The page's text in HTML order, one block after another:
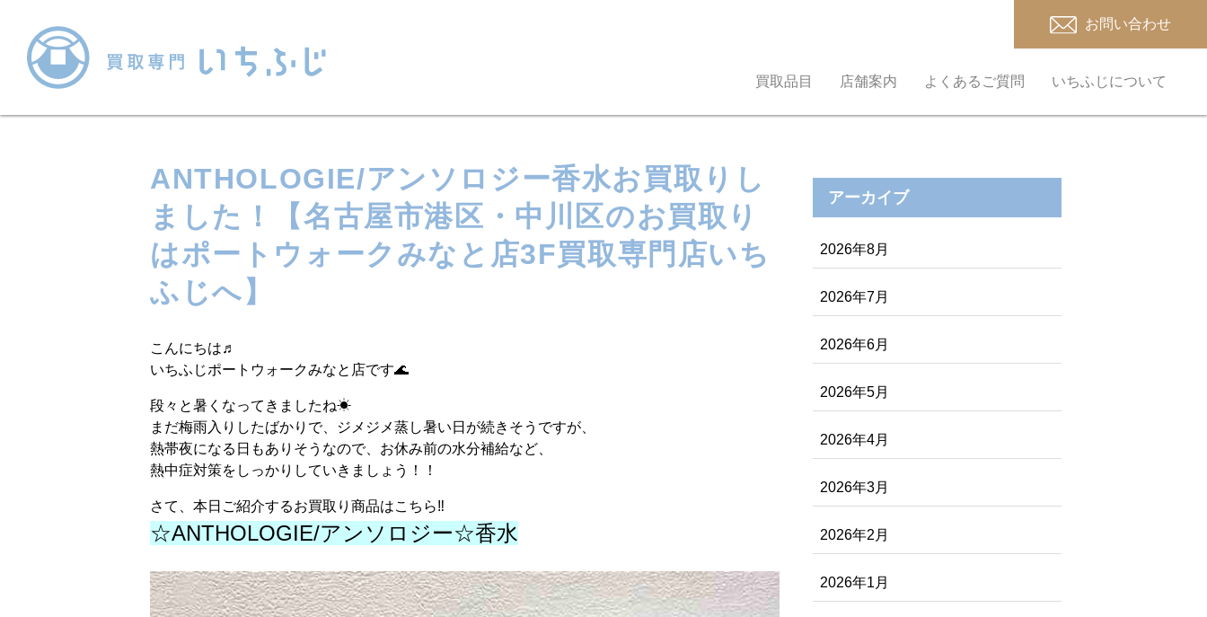
お問い合わせ
買取品目 店舗案内 よくあるご質問 いちふじについて
ANTHOLOGIE/アンソロジー香水お買取りし
ました！【名古屋市港区・中川区のお買取り
はポートウォークみなと店3F買取専門店いち
ふじへ】
こんにちは♬
いちふじポートウォークみなと店です🌊
段々と暑くなってきましたね☀
まだ梅雨入りしたばかりで、ジメジメ蒸し暑い日が続きそうですが、
熱帯夜になる日もありそうなので、お休み前の水分補給など、
熱中症対策をしっかりしていきましょう！！
さて、本日ご紹介するお買取り商品はこちら‼
☆ANTHOLOGIE/アンソロジー☆香水
アーカイブ
2026年8月
2026年7月
2026年6月
2026年5月
2026年4月
2026年3月
2026年2月
2026年1月